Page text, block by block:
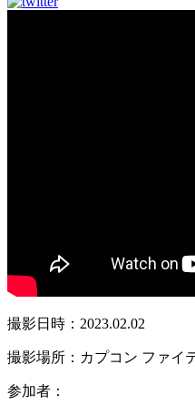
撮影日時：2023.02.02
撮影場所：カプコン ファイ
参加者：